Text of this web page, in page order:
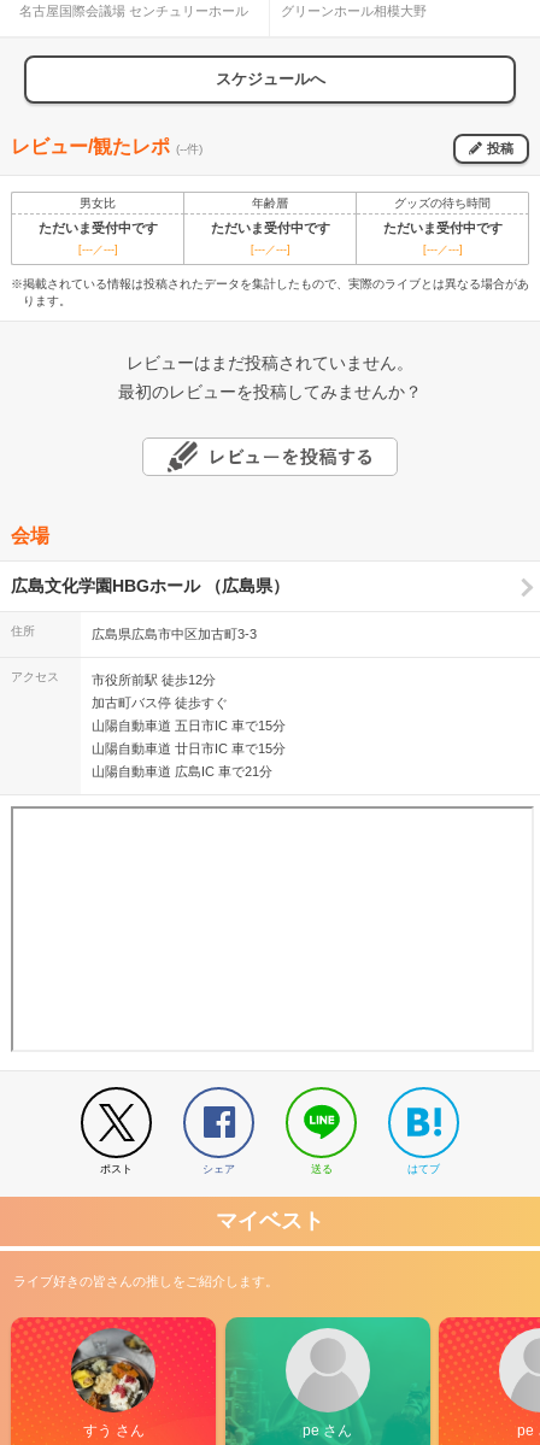
名古屋国際会議場 センチュリーホール
グリーンホール相模大野
スケジュールへ
レビュー/観たレポ (--件) 投稿
男女比 年齢層 グッズの待ち時間
ただいま受付中です ただいま受付中です ただいま受付中です
[---／---] [---／---] [---／---]
※掲載されている情報は投稿されたデータを集計したもので、実際のライブとは異なる場合があ
ります。
レビューはまだ投稿されていません。
最初のレビューを投稿してみませんか？
会場
広島文化学園HBGホール （広島県）
住所 広島県広島市中区加古町3-3
アクセス
市役所前駅 徒歩12分
加古町バス停 徒歩すぐ
山陽自動車道 五日市IC 車で15分
山陽自動車道 廿日市IC 車で15分
山陽自動車道 広島IC 車で21分
ポスト シェア 送る はてブ
マイベスト
ライブ好きの皆さんの推しをご紹介します。
すう さん pe さん pe